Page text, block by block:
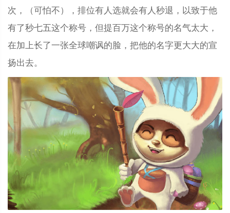
次，（可怕不），排位有人选就会有人秒退，以致于他
有了秒七五这个称号，但提百万这个称号的名气太大，
在加上长了一张全球嘲讽的脸，把他的名字更大大的宣
扬出去。